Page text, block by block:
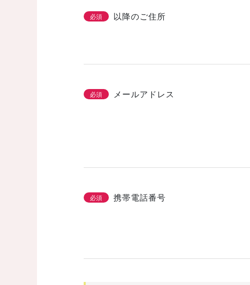
必須 以降のご住所
必須 メールアドレス
必須 携帯電話番号